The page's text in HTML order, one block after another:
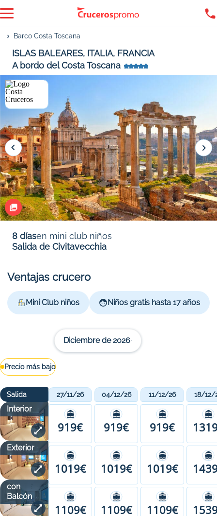
Barco Costa Toscana
8 díasen mini club niños
Salida de Civitavecchia
ISLAS BALEARES, ITALIA, FRANCIA
A bordo del Costa Toscana
Ventajas crucero
Mini Club niños Niños gratis hasta 17 años
Precio más bajo
Diciembre de 2026
Salida
Interior
Exterior
con
Balcón
27/11/26 04/12/26 11/12/26 18/12/
919€ 919€ 919€
1019€ 1019€ 1019€
1109€ 1109€ 1109€